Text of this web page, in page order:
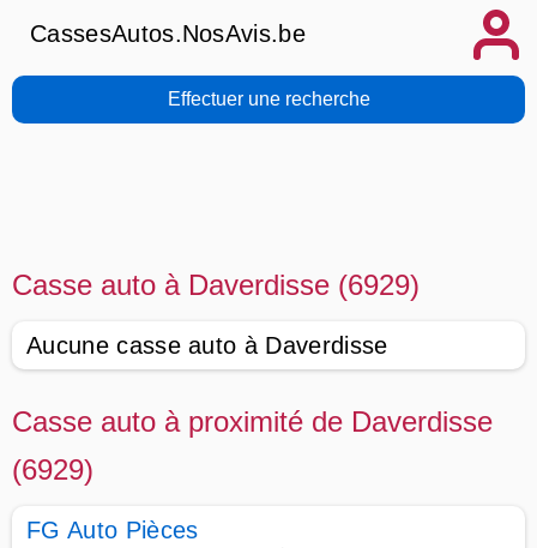
CassesAutos.NosAvis.be
Effectuer une recherche
Casse auto à Daverdisse (6929)
Aucune casse auto à Daverdisse
Casse auto à proximité de Daverdisse
(6929)
FG Auto Pièces